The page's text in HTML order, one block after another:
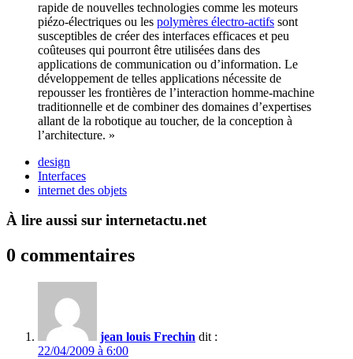
rapide de nouvelles technologies comme les moteurs
piézo-électriques ou les polymères électro-actifs sont
susceptibles de créer des interfaces efficaces et peu
coûteuses qui pourront être utilisées dans des
applications de communication ou d’information. Le
développement de telles applications nécessite de
repousser les frontières de l’interaction homme-machine
traditionnelle et de combiner des domaines d’expertises
allant de la robotique au toucher, de la conception à
l’architecture. »
design
Interfaces
internet des objets
À lire aussi sur internetactu.net
0 commentaires
jean louis Frechin dit :
22/04/2009 à 6:00